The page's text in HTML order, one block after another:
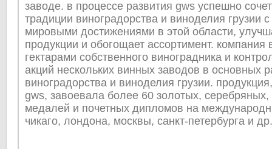
заводе. в процессе развития gws успешно
традиции виноградорства и виноделия грузии
мировыми достижениями в этой области,
продукции и обогощает ассортимент. компания
гектарами собственного виноградника и
акций нескольких винных заводов в основных
виноградорства и виноделия грузии.
gws, завоевала более 60 золотых, серебряных,
медалей и почетных дипломов на
чикаго, лондона, москвы, санкт-петербурга и др.